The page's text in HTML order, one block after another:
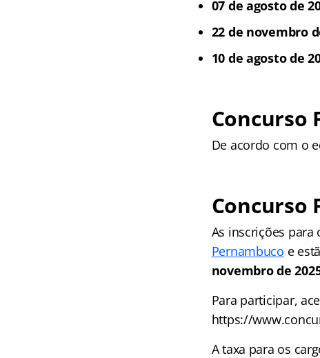
07 de agosto de
22 de novembro
10 de agosto de
Concurso
De acordo com o
Concurso
As inscrições para
Pernambuco e
novembro de
Para participar,
https://
A taxa para os